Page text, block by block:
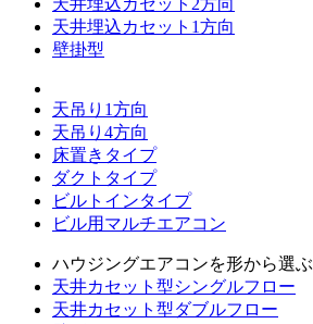
天井埋込カセット1方向
壁掛型
天吊り1方向
天吊り4方向
床置きタイプ
ダクトタイプ
ビルトインタイプ
ビル用マルチエアコン
ハウジングエアコンを形から選ぶ
天井カセット型シングルフロー
天井カセット型ダブルフロー